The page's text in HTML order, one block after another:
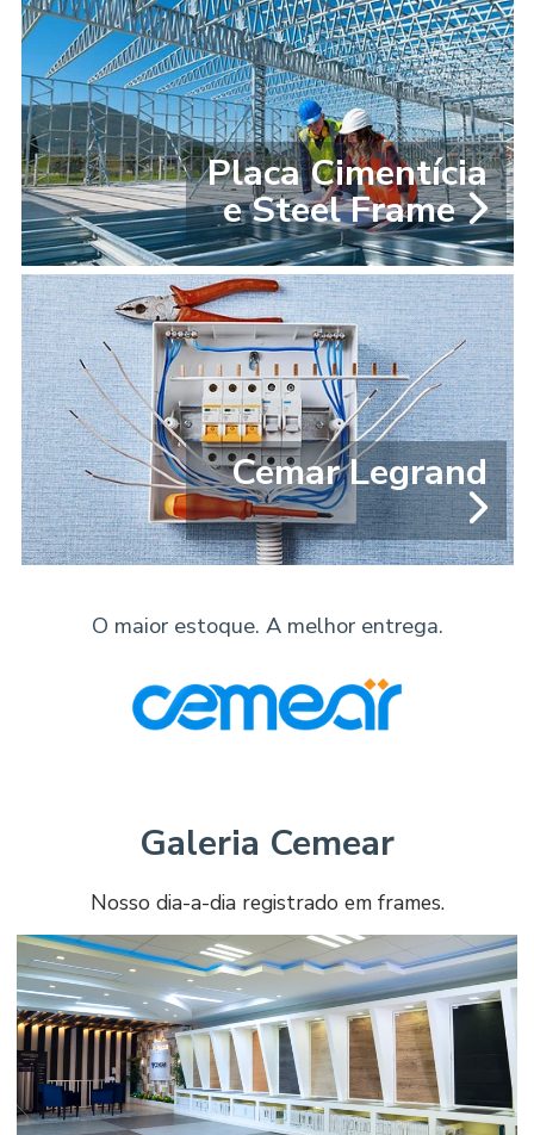
Placa Cimentícia
e Steel Frame
Cemar Legrand
O maior estoque. A melhor entrega.
Galeria Cemear
Nosso dia-a-dia registrado em frames.